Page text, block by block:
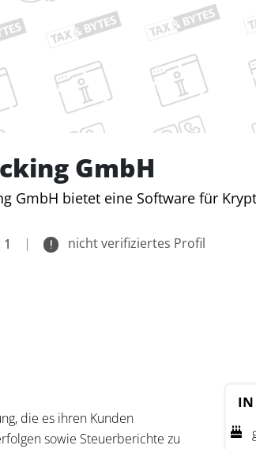
GmbH
GmbH bietet eine Software für
| nicht verifiziertes Profil
die es ihren Kunden
sowie Steuerberichte zu
IN